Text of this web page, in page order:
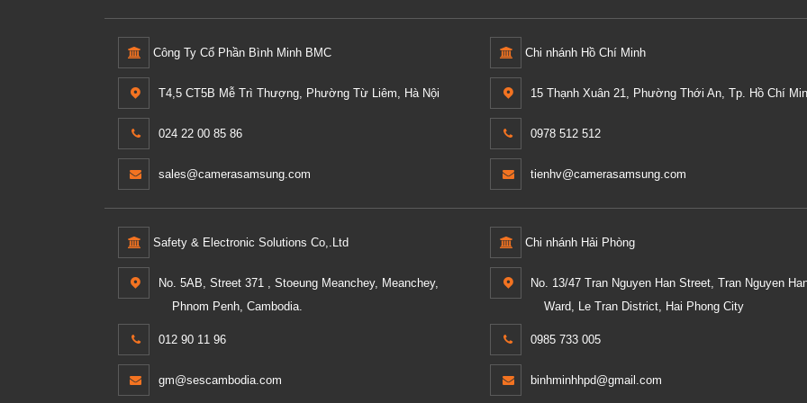
Công Ty Cổ Phần Bình Minh BMC
T4,5 CT5B Mễ Trì Thượng, Phường Từ Liêm, Hà Nội
024 22 00 85 86
sales@camerasamsung.com
Chi nhánh Hồ Chí Minh
15 Thạnh Xuân 21, Phường Thới An, Tp. Hồ Chí
0978 512 512
tienhv@camerasamsung.com
Safety & Electronic Solutions Co,.Ltd
No. 5AB, Street 371 , Stoeung Meanchey, Meanchey,
Phnom Penh, Cambodia.
012 90 11 96
gm@sescambodia.com
Chi nhánh Hải Phòng
No. 13/47 Tran Nguyen Han Street, Tran Nguyen
Ward, Le Tran District, Hai Phong City
0985 733 005
binhminhhpd@gmail.com